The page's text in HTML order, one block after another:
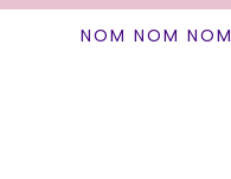
NOM NOM NOM